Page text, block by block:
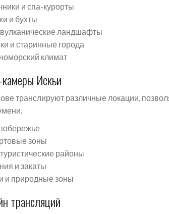
и спа-курорты
и бухты
ландшафты
и старинные города
климат
Искьи
транслируют различные локации,
зоны
районы
и закаты
и природные зоны
трансляций